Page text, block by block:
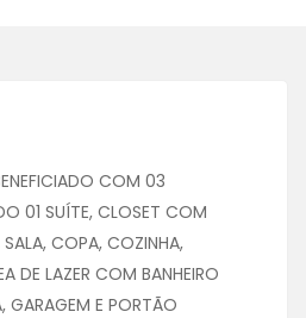
COM 03
01 SUÍTE, CLOSET COM
COPA, COZINHA,
DE LAZER COM BANHEIRO
GARAGEM E PORTÃO